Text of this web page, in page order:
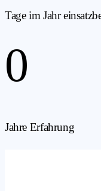
Tage im Jahr
0
Jahre Erfahrung